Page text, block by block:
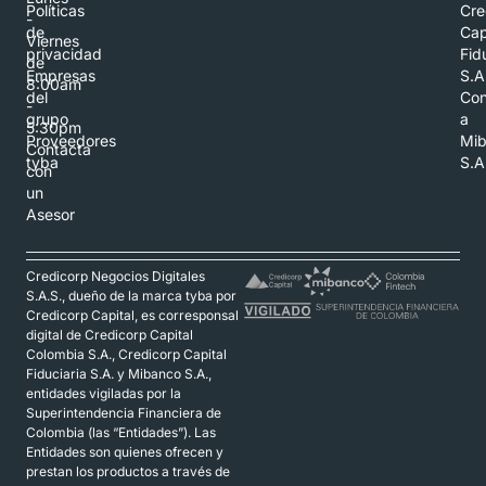
-
Viernes
de
8:00am
-
5:30pm
Contacta
con
un
Asesor
Políticas
de
privacidad
Empresas
del
grupo
Proveedores
tyba
a
Credicorp Negocios Digitales
S.A.S., dueño de la marca tyba por
Credicorp Capital, es corresponsal
digital de Credicorp Capital
Colombia S.A., Credicorp Capital
Fiduciaria S.A. y Mibanco S.A.,
entidades vigiladas por la
Superintendencia Financiera de
Colombia (las “Entidades”). Las
Entidades son quienes ofrecen y
prestan los productos a través de